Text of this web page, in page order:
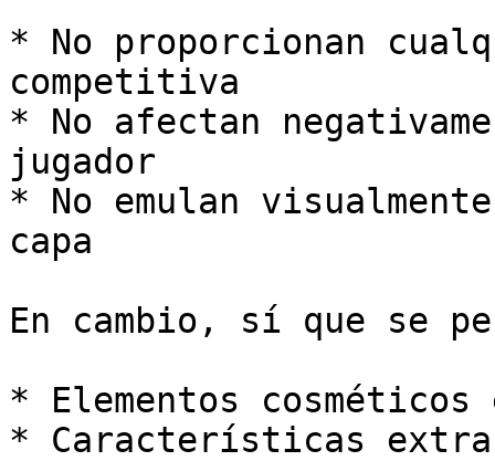
* No proporcionan
competitiva
* No afectan
jugador
* No emulan
capa
En cambio, sí que se
* Elementos
* Características extra